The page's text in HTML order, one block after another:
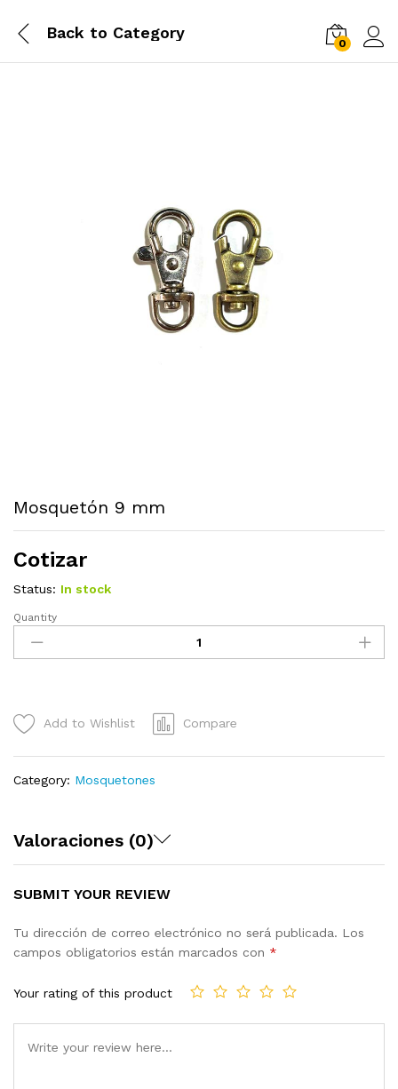
Back to Category
0
Mosquetón 9 mm
Cotizar
Status: In stock
Mosquetón
mm
Quantity
Add to Wishlist Compare
Category: Mosquetones
Valoraciones (0)
SUBMIT YOUR REVIEW
Tu dirección de correo electrónico no será publicada. Los
campos obligatorios están marcados con *
Your rating of this product